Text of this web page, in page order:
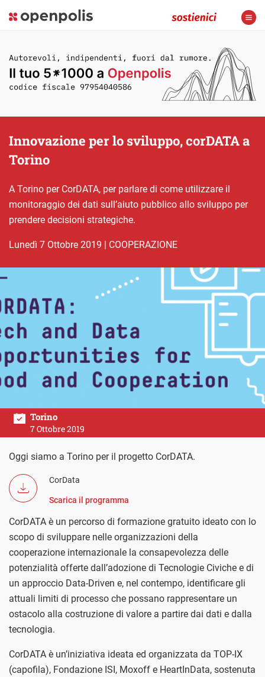
Innovazione per lo sviluppo, corDATA a
Torino
A Torino per CorDATA, per parlare di come utilizzare il
monitoraggio dei dati sull’aiuto pubblico allo sviluppo per
prendere decisioni strategiche.
lunedì 7 Ottobre 2019 | COOPERAZIONE
Torino
7 Ottobre 2019
Oggi siamo a Torino per il progetto CorDATA.
CorData
Scarica il programma
CorDATA è un percorso di formazione gratuito ideato con lo
scopo di sviluppare nelle organizzazioni della
cooperazione internazionale la consapevolezza delle
potenzialità offerte dall’adozione di Tecnologie Civiche e di
un approccio Data-Driven e, nel contempo, identificare gli
attuali limiti di processo che possano rappresentare un
ostacolo alla costruzione di valore a partire dai dati e dalla
tecnologia.
CorDATA è un’iniziativa ideata ed organizzata da TOP-IX
(capofila), Fondazione ISI, Moxoff e HeartInData, sostenuta